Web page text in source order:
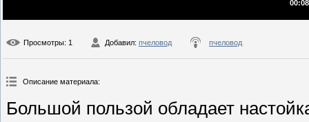
Просмотры: 1 Добавил: пчеловод пчеловод
Описание материала:
Большой пользой обладает